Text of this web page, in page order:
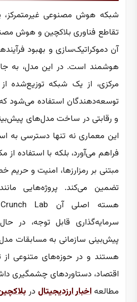
شبکه هوش مصنوعی غیرمتمرکز،
تقاطع فناوری بلاکچین و هوش
آن دموکراتیک‌سازی و بهبود
هوشمند است. در این مدل، به
مرکزی، از یک شبکه توزیع‌شده
توسعه‌دهندگان استفاده می‌شود
و رقابتی در ساخت مدل‌های
این معماری نه تنها دسترسی به
فراهم می‌آورد، بلکه با استفاده
مبتنی بر رمزارزها، امنیت و حریم
سرمایه‌گذاری قابل توجه، در
پیش‌بینی سازمانی به مسابقات
هستند و در حوزه‌های متنوعی از
اقتصاد، دستاوردهای چشمگیری
مطالعهاخبار ارزدیجیتال در